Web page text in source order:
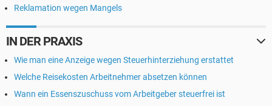
Reklamation wegen Mangels
IN DER PRAXIS
Wie man eine Anzeige wegen Steuerhinterziehung erstattet
Welche Reisekosten Arbeitnehmer absetzen können
Wann ein Essenszuschuss vom Arbeitgeber steuerfrei ist